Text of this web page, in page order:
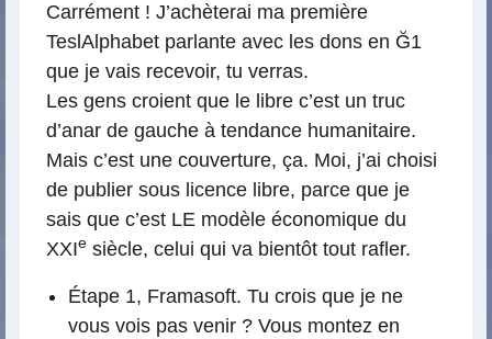
Carrément ! J’achèterai ma première
TeslAlphabet parlante avec les dons en Ğ1
que je vais recevoir, tu verras.
Les gens croient que le libre c’est un truc
d’anar de gauche à tendance humanitaire.
Mais c’est une couverture, ça. Moi, j’ai choisi
de publier sous licence libre, parce que je
sais que c’est LE modèle économique du
XXIe siècle, celui qui va bientôt tout rafler.
Étape 1, Framasoft. Tu crois que je ne
vous vois pas venir ? Vous montez en